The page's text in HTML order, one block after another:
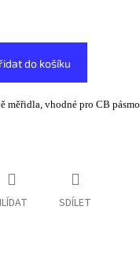
do košíku
měřidla, vhodné pro CB pásmo
SDÍLET